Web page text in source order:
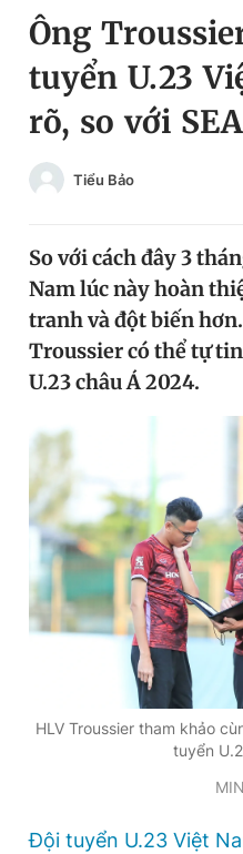
Chuyên mục
Chuyên mục khác
Chào ngày mới
Video
Sản phẩm khác
Tiện ích
Thông tin tòa soạn
Đọc Thanh Niên trên điện
Đổi mật khẩu
Tin đã lưu
Tin đã xem
Ông
tuyển U.23
rõ, so với
Tiểu Bảo
So với cách đây 3
Nam lúc này hoàn
tranh và đột biến
Troussier có thể tự
U.23 châu Á 2024.
HLV Troussier tham khảo
tuyển
Đội tuyển U.23 Việt